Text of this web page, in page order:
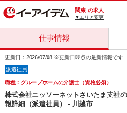
関東 の求人
▼エリア変更
仕事情報
更新日：2026/07/08 ※更新日時点の最新情報です
派遣社員
職種：グループホームの介護士（資格必須）
株式会社ニッソーネットさいたま支社
報詳細（派遣社員） - 川越市